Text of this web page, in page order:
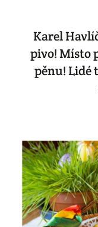
Karel
pivo! Místo
pěnu! Lidé